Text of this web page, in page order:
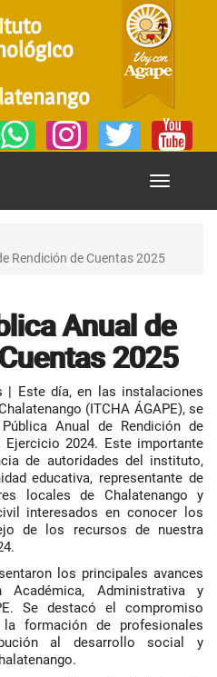
Mostrar
Rendición de Cuentas 2025
Anual de
2025
| Este día, en las instalaciones
(ITCHA ÁGAPE), se
Anual de Rendición de
2024. Este importante
de autoridades del instituto,
educativa, representante de
locales de Chalatenango y
interesados en conocer los
de los recursos de nuestra
los principales avances
Administrativa y
Se destacó el compromiso
formación de profesionales
al desarrollo social y